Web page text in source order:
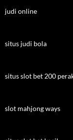
judi online
situs judi bola
situs slot bet 200
slot mahjong ways